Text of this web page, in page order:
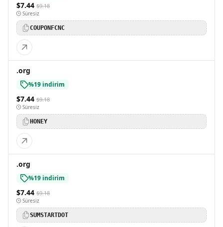
$7.44 $9.18
Süresiz
COUPONFCNC
.org
%19 indirim
$7.44 $9.18
Süresiz
HONEY
.org
%19 indirim
$7.44 $9.18
Süresiz
SUMSTARTDOT